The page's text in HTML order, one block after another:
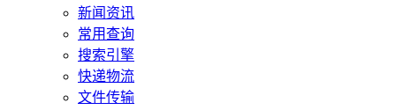
新闻资讯
常用查询
搜索引擎
快递物流
文件传输